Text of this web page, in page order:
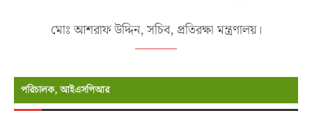
মোঃ আশরাফ উদ্দিন, সচিব, প্রতিরক্ষা মন্ত্রণালয়।
পরিচালক, আইএসপিআর